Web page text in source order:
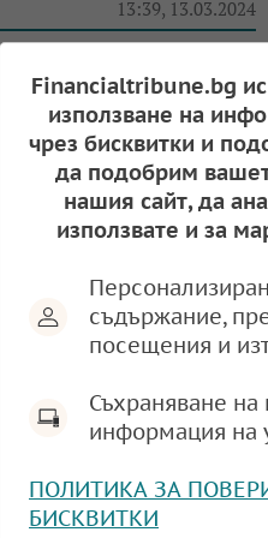
13:39, 13.03.2024
Financialtribune.bg
използване на
чрез бисквитки и
да подобрим
нашия сайт, да
използвате и за
съдържание,
посещения и
Съхраняване
информация на
ПОЛИТИКА ЗА
БИСКВИТКИ